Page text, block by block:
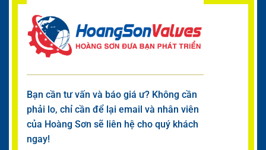
Bạn cần tư vấn và báo giá ư? Không cần
phải lo, chỉ cần để lại email và nhân viên
của Hoàng Sơn sẽ liên hệ cho quý khách
ngay!